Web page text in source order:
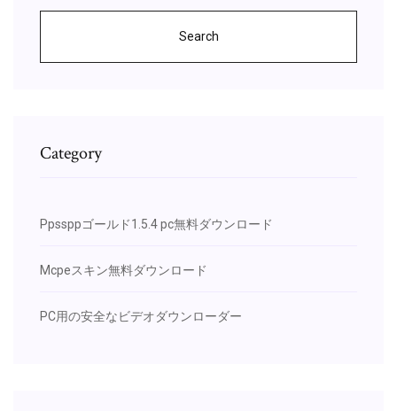
Search
Category
Ppssppゴールド1.5.4 pc無料ダウンロード
Mcpeスキン無料ダウンロード
PC用の安全なビデオダウンローダー